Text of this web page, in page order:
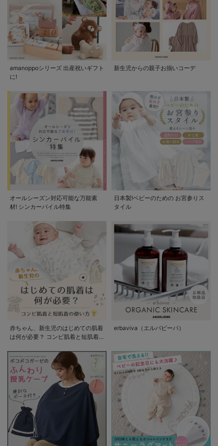
amanoppoシリーズ 出産祝いギフト
に!
新生児からの親子お揃いコーデ
オールシーズン対応可能な万能素
材! シンカーパイル特集
日本製!ベビーのための お宮参りス
タイル
赤ちゃん、新生児のはじめての肌着
は何が必要？ コンビ肌着と短肌着
erbaviva（エルバビーバ）